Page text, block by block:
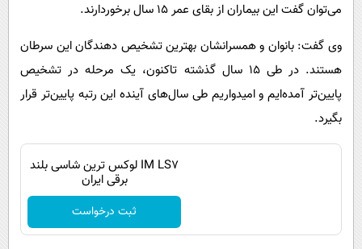
می‌توان گفت این بیماران از بقای عمر ۱۵ سال برخوردارند.
وی گفت: بانوان و همسرانشان بهترین تشخیص دهندگان این سرطان
هستند. در طی ۱۵ سال گذشته تاکنون، یک مرحله در تشخیص
پایین‌تر آمده‌ایم و امیدواریم طی سال‌های آینده این رتبه پایین‌تر قرار
بگیرد.
IM LS7 لوکس ترین شاسی بلند
برقی ایران
ثبت درخواست